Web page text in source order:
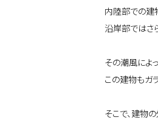
内陸部での建
沿岸部ではさ
その潮風によ
この建物もガ
そこで、建物